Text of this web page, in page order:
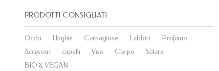
PRODOTTI CONSIGLIATI
Occhi Unghie Carnagione Labbra
Profumo
Accessori
capelli Viso Corpo
Solare
BIO & VEGAN